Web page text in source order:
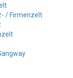
/ Firmenzelt